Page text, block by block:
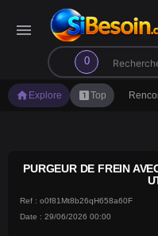
menu
0
search
home Explore looks_oneTop
PURGEUR DE FREIN
Ref : o0f81Mt8b26qH658a60F
Date : 29/06/2026 00:00